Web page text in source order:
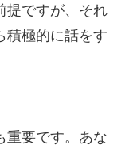
提ですが、それ
積極的に話をす
重要です。あな